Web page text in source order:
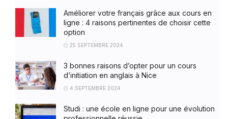
Améliorer votre français grâce aux cours en
ligne : 4 raisons pertinentes de choisir cette
option
25 SEPTEMBRE 2024
3 bonnes raisons d’opter pour un cours
d’initiation en anglais à Nice
4 SEPTEMBRE 2024
Studi : une école en ligne pour une évolution